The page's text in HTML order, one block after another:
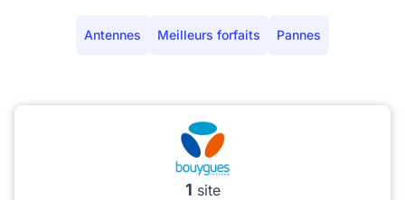
Antennes Meilleurs forfaits Pannes
1 site